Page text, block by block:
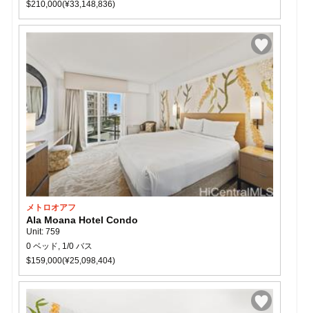
$210,000(¥33,148,836)
メトロオアフ
Ala Moana Hotel Condo
Unit: 759
0 ベッド, 1/0 バス
$159,000(¥25,098,404)